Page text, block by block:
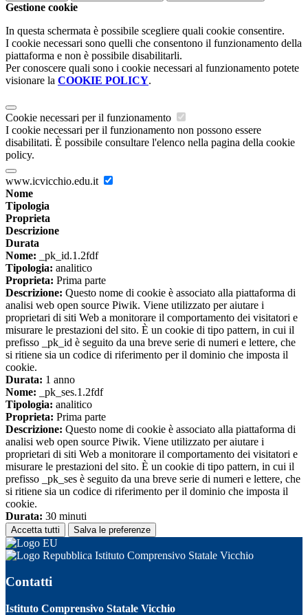
Gestione cookie
In questa schermata è possibile scegliere quali cookie consentire.
I cookie necessari sono quelli che consentono il funzionamento della
piattaforma e non è possibile disabilitarli.
Per conoscere quali sono i cookie necessari al funzionamento potete
visionare la COOKIE POLICY.
Cookie necessari per il funzionamento
I cookie necessari per il funzionamento non possono essere
disabilitati. È possibile consultare l'elenco nella pagina della cookie
policy.
www.icvicchio.edu.it
Nome
Tipologia
Proprieta
Descrizione
Durata
Nome: _pk_id.1.2fdf
Tipologia: analitico
Proprieta: Prima parte
Descrizione: Questo nome di cookie è associato alla piattaforma di
analisi web open source Piwik. Viene utilizzato per aiutare i
proprietari di siti Web a monitorare il comportamento dei visitatori e
misurare le prestazioni del sito. È un cookie di tipo pattern, in cui il
prefisso _pk_id è seguito da una breve serie di numeri e lettere, che
si ritiene sia un codice di riferimento per il dominio che imposta il
cookie.
Durata: 1 anno
Nome: _pk_ses.1.2fdf
Tipologia: analitico
Proprieta: Prima parte
Descrizione: Questo nome di cookie è associato alla piattaforma di
analisi web open source Piwik. Viene utilizzato per aiutare i
proprietari di siti Web a monitorare il comportamento dei visitatori e
misurare le prestazioni del sito. È un cookie di tipo pattern, in cui il
prefisso _pk_ses è seguito da una breve serie di numeri e lettere, che
si ritiene sia un codice di riferimento per il dominio che imposta il
cookie.
Durata: 30 minuti
Accetta tutti Salva le preferenze
Istituto Comprensivo Statale Vicchio
Contatti
Istituto Comprensivo Statale Vicchio